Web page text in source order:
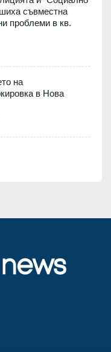
съвместна
проблеми в кв.
на
в Нова